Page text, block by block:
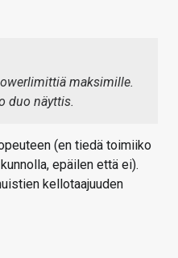
maksimille.
duo näyttis.
(en tiedä toimiiko
epäilen että ei).
kellotaajuuden